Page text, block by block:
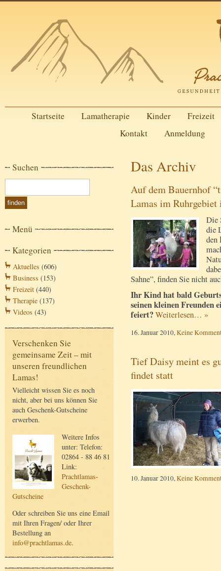
Startseite Lamatherapie Kinder
Freizeit
Kontakt
Anmeldung
Suchen
Menü
Kategorien
Aktuelles (606)
Business (153)
Freizeit (440)
Therapie (137)
Videos (43)
Verschenken Sie
gemeinsame Zeit – mit
unseren freundlichen
Lamas!
Vielleicht wissen Sie es noch
nicht, aber bei uns können Sie
auch Geschenk-Gutscheine
erwerben.
Weitere Infos
unter: Telefon:
02864 - 88 46 81
Link:
Prachtlamas-
Geschenk-
Gutscheine
Oder schreiben Sie uns eine Email
mit Ihren Fragen/ oder Ihrer
Bestellung an
info@prachtlamas.de.
Das Archiv
Auf dem Bauernhof
Lamas im
Die
die
den
Sahne”, finden Sie nicht
Ihr Kind hat bald
seinen kleinen Freunden
feiert?Weiterlesen… »
16. Januar 2010, Keine
Tief Daisy meint es
findet statt
10. Januar 2010,Keine